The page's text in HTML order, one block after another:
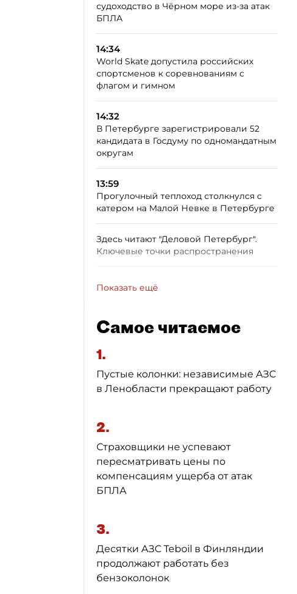
судоходство в Чёрном море из-за атак
БПЛА
14:34
World Skate допустила российских
спортсменов к соревнованиям с
флагом и гимном
14:32
В Петербурге зарегистрировали 52
кандидата в Госдуму по одномандатным
округам
13:59
Прогулочный теплоход столкнулся с
катером на Малой Невке в Петербурге
Здесь читают "Деловой Петербург".
Ключевые точки распространения
Показать ещё
Самое читаемое
1.
Пустые колонки: независимые АЗС
в Ленобласти прекращают работу
2.
Страховщики не успевают
пересматривать цены по
компенсациям ущерба от атак
БПЛА
3.
Десятки АЗС Teboil в Финляндии
продолжают работать без
бензоколонок